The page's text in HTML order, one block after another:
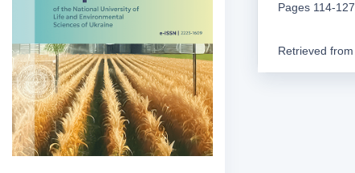
Pages 114-127
Retrieved from